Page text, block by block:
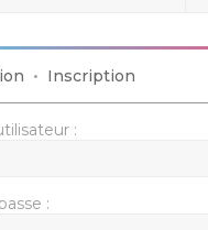
• Inscription
:
: